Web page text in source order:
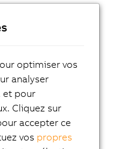
optimiser vos
analyser
et pour
Cliquez sur
accepter ce
vos propres